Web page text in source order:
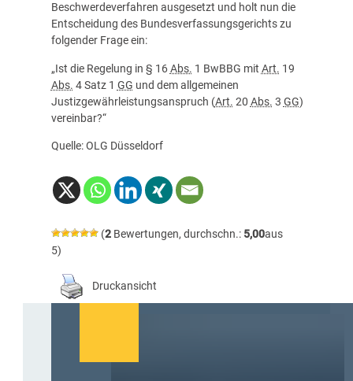
Beschwerdeverfahren ausgesetzt und holt nun die
Entscheidung des Bundesverfassungsgerichts zu
folgender Frage ein:
„Ist die Regelung in § 16Abs. 1 BwBBG mit Art. 19
Abs. 4 Satz 1 GG und dem allgemeinen
Justizgewährleistungsanspruch (Art. 20 Abs. 3 GG)
vereinbar?“
Quelle: OLG Düsseldorf
(2Bewertungen, durchschn.: 5,00aus
5)
Druckansicht